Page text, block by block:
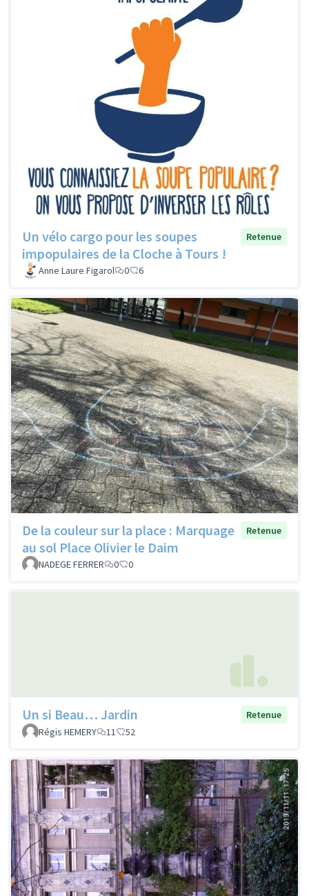
Un vélo cargo pour les soupes
impopulaires de la Cloche à Tours !
Retenue
Anne Laure Figarol 0 6
De la couleur sur la place : Marquage
au sol Place Olivier le Daim
Retenue
NADEGE FERRER 0 0
Un si Beau… Jardin
Retenue
Régis HEMERY
11 52